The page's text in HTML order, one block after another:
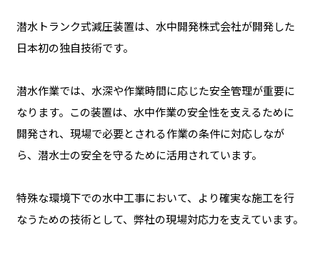
潜水トランク式減圧装置は、水中開発株式会社が開発した
日本初の独自技術です。
潜水作業では、水深や作業時間に応じた安全管理が重要に
なります。この装置は、水中作業の安全性を支えるために
開発され、現場で必要とされる作業の条件に対応しなが
ら、潜水士の安全を守るために活用されています。
特殊な環境下での水中工事において、より確実な施工を行
なうための技術として、弊社の現場対応力を支えています。